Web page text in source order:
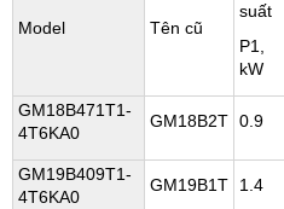
Model Tên cũ
suất
P1,
kW
GM18B471T1-
4T6KA0
GM18B2T 0.9
GM19B409T1-
4T6KA0
GM19B1T 1.4